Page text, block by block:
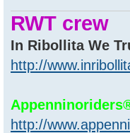
RWT crew
In Ribollita We
http://
http://